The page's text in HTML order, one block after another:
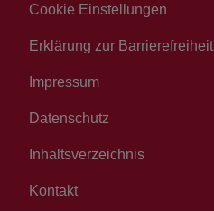
Cookie Einstellungen
Erklärung zur Barrierefreiheit
Impressum
Datenschutz
Inhaltsverzeichnis
Kontakt